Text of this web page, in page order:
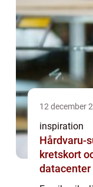
12 december
inspiration
Hårdvaru-
kretskort
datacenter